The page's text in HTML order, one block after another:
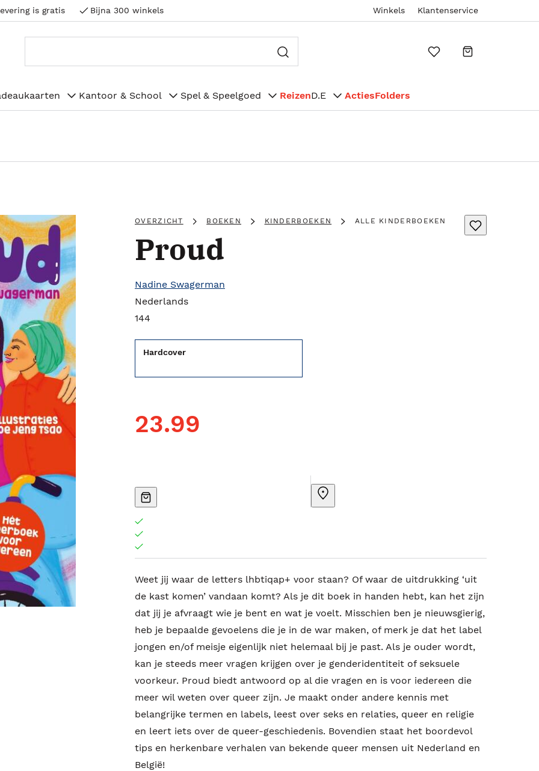
is gratis Bijna 300 winkels Winkels Klantenservice
Kantoor & School Spel & Speelgoed ReizenD.E ActiesFolders
OVERZICHT BOEKEN KINDERBOEKEN ALLE KINDERBOEKEN
Proud
Nadine Swagerman
Nederlands
144
Hardcover
23.99
Weet jij waar de letters lhbtiqap+ voor staan? Of waar de uitdrukking ‘uit
de kast komen’ vandaan komt? Als je dit boek in handen hebt, kan het zijn
dat jij je afvraagt wie je bent en wat je voelt. Misschien ben je nieuwsgierig,
heb je bepaalde gevoelens die je in de war maken, of merk je dat het label
jongen en/of meisje eigenlijk niet helemaal bij je past. Als je ouder wordt,
kan je steeds meer vragen krijgen over je genderidentiteit of seksuele
voorkeur. Proud biedt antwoord op al die vragen en is voor iedereen die
meer wil weten over queer zijn. Je maakt onder andere kennis met
belangrijke termen en labels, leest over seks en relaties, queer en religie
en leert iets over de queer-geschiedenis. Bovendien staat het boordevol
tips en herkenbare verhalen van bekende queer mensen uit Nederland en
België!